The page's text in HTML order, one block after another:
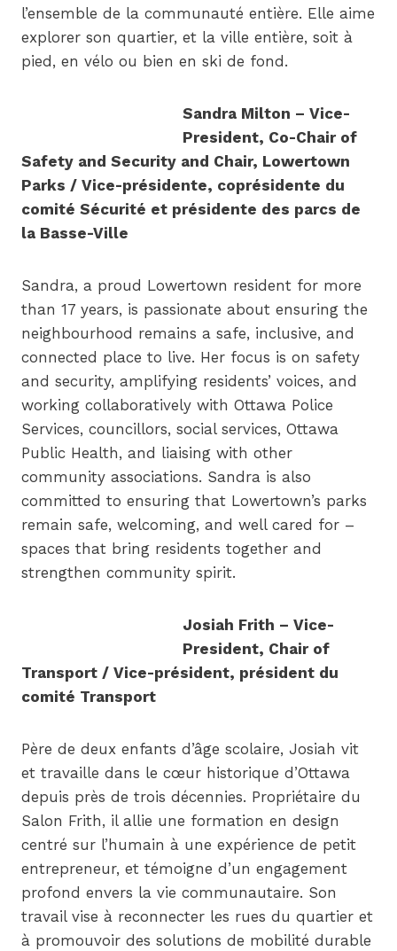
l’ensemble de la communauté entière. Elle aime
explorer son quartier, et la ville entière, soit à
pied, en vélo ou bien en ski de fond.
Sandra Milton – Vice-
President, Co-Chair of
Safety and Security and Chair, Lowertown
Parks / Vice-présidente, coprésidente du
comité Sécurité et présidente des parcs de
la Basse-Ville
Sandra, a proud Lowertown resident for more
than 17 years, is passionate about ensuring the
neighbourhood remains a safe, inclusive, and
connected place to live. Her focus is on safety
and security, amplifying residents’ voices, and
working collaboratively with Ottawa Police
Services, councillors, social services, Ottawa
Public Health, and liaising with other
community associations. Sandra is also
committed to ensuring that Lowertown’s parks
remain safe, welcoming, and well cared for –
spaces that bring residents together and
strengthen community spirit.
Josiah Frith – Vice-
President, Chair of
Transport / Vice-président, président du
comité Transport
Père de deux enfants d’âge scolaire, Josiah vit
et travaille dans le cœur historique d’Ottawa
depuis près de trois décennies. Propriétaire du
Salon Frith, il allie une formation en design
centré sur l’humain à une expérience de petit
entrepreneur, et témoigne d’un engagement
profond envers la vie communautaire. Son
travail vise à reconnecter les rues du quartier et
à promouvoir des solutions de mobilité durable